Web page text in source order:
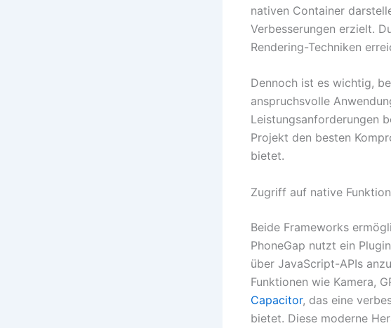
nativen Container
Verbesserungen erzielt.
Rendering-Techniken
Dennoch ist es wichtig,
anspruchsvolle
Leistungsanforderungen
Projekt den besten
bietet.
Zugriff auf native
Beide Frameworks
PhoneGap nutzt ein
über JavaScript-APIs
Funktionen wie Kamera,
Capacitor, das eine
bietet. Diese moderne